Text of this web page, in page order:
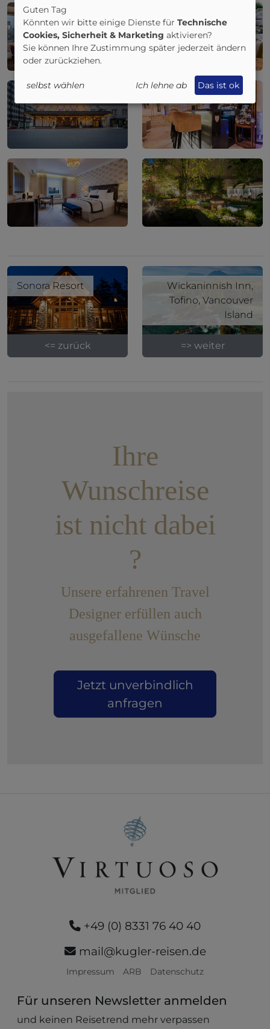
Sonora Resort
<= zurück
Wickaninnish Inn,
Tofino, Vancouver
Island
=> weiter
Ihre
Wunschreise
ist nicht dabei
?
Unsere erfahrenen Travel
Designer erfüllen auch
ausgefallene Wünsche
Jetzt unverbindlich
anfragen
+49 (0) 8331 76 40 40
mail@kugler-reisen.de
Impressum ARB Datenschutz
Für unseren Newsletter anmelden
und keinen Reisetrend mehr verpassen
Guten Tag
Könnten wir bitte einige Dienste für Technische
Cookies, Sicherheit & Marketing aktivieren?
Sie können Ihre Zustimmung später jederzeit ändern
oder zurückziehen.
selbst wählen Ich lehne ab Das ist ok